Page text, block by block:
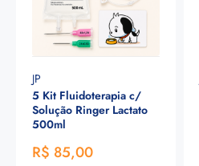
JP
5 Kit Fluidoterapia c/
Solução Ringer Lactato
500ml
R$ 85,00